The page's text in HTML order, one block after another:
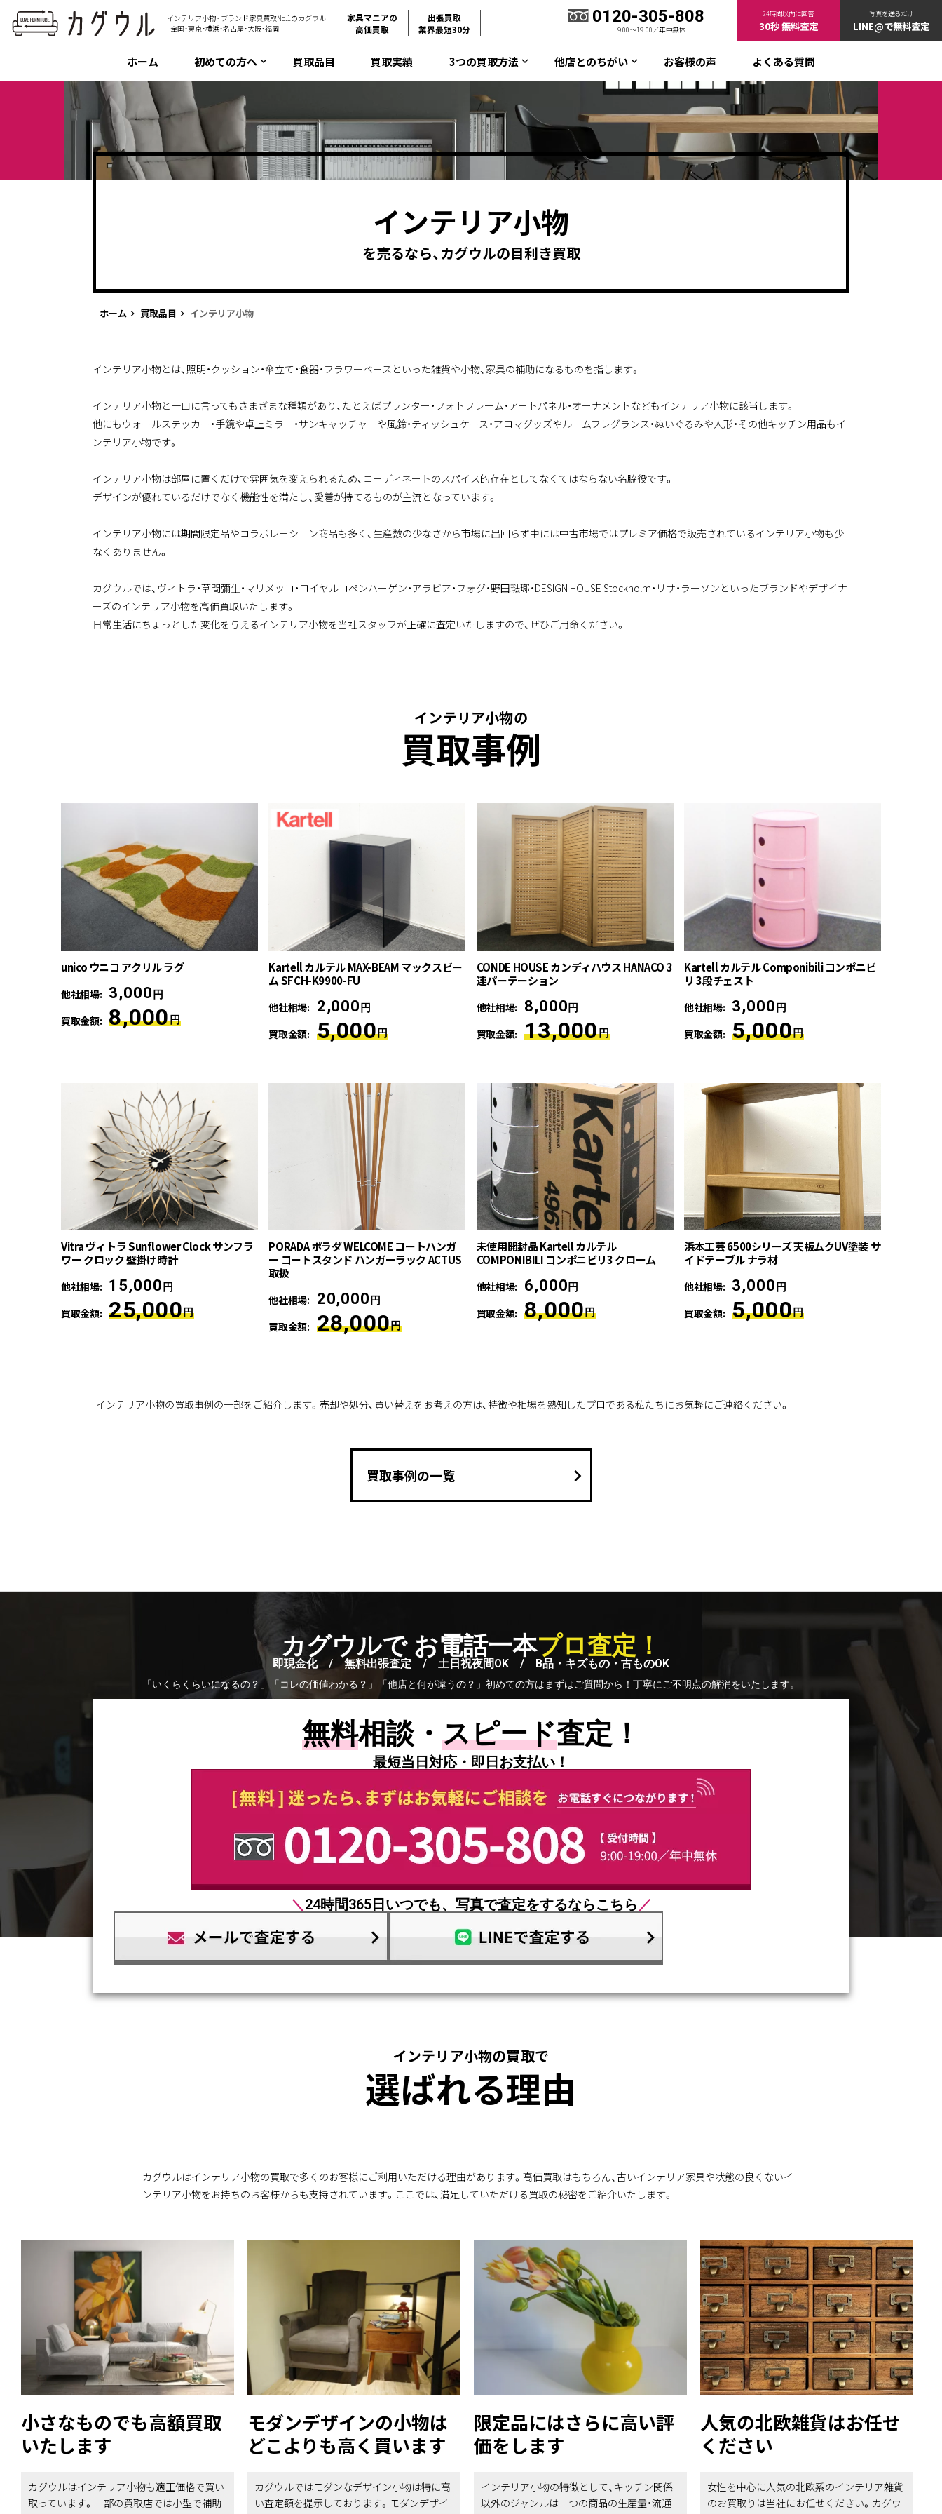
インテリア小物 - ブランド家具買取No.1のカグウル
- 全国・東京・横浜・名古屋・大阪・福岡
家具マニアの
高価買取
出張買取
業界最短30分
0120-305-808
9:00〜19:00／年中無休
24時間以内に回答
30秒 無料査定
写真を送るだけ
LINE@で無料査定
ホーム 初めての方へ keyboard_arrow_down 買取品目 買取実績 3つの買取方法 keyboard_arrow_down 他店とのちがいkeyboard_arrow_down お客様の声 よくある質問
インテリア小物
を売るなら、カグウルの目利き買取
ホーム keyboard_arrow_right 買取品目 keyboard_arrow_right インテリア小物
インテリア小物とは、照明・クッション・傘立て・食器・フラワーベースといった雑貨や小物、家具の補助になるものを指します。
インテリア小物と一口に言ってもさまざまな種類があり、たとえばプランター・フォトフレーム・アートパネル・オーナメントなどもインテリア小物に該当します。
他にもウォールステッカー・手鏡や卓上ミラー・サンキャッチャーや風鈴・ティッシュケース・アロマグッズやルームフレグランス・ぬいぐるみや人形 ・その他キッチン用品もイ
ンテリア小物です。
インテリア小物は部屋に置くだけで雰囲気を変えられるため、コーディネートのスパイス的存在としてなくてはならない名脇役です。
デザインが優れているだけでなく機能性を満たし、愛着が持てるものが主流となっています。
インテリア小物には期間限定品やコラボレーション商品も多く、生産数の少なさから市場に出回らず中には中古市場ではプレミア価格で販売されているインテリア小物も少
なくありません。
カグウルでは、ヴィトラ・草間彌生・マリメッコ・ロイヤルコペンハーゲン・アラビア・フォグ・野田琺瑯・DESIGN HOUSE Stockholm・リサ・ラーソンといったブランドやデザイナ
ーズのインテリア小物を高価買取いたします。
日常生活にちょっとした変化を与えるインテリア小物を当社スタッフが正確に査定いたしますので、ぜひご用命ください。
インテリア小物の
買取事例
unico ウニコ アクリル ラグ
他社相場: 3,000 円
買取金額: 8,000円
Kartell カルテル MAX-BEAM マックスビー
ム SFCH-K9900-FU
他社相場: 2,000 円
買取金額: 5,000円
CONDE HOUSE カンディハウス HANACO 3
連パーテーション
他社相場: 8,000 円
買取金額: 13,000円
Kartell カルテル Componibili コンポニビ
リ 3段チェスト
他社相場: 3,000 円
買取金額: 5,000円
Vitra ヴィトラ Sunflower Clock サンフラ
ワー クロック 壁掛け時計
他社相場: 15,000 円
買取金額: 25,000円
PORADA ポラダ WELCOME コートハンガ
ー コートスタンド ハンガーラック ACTUS
取扱
他社相場: 20,000 円
買取金額: 28,000円
未使用開封品 Kartell カルテル
COMPONIBILI コンポニビリ3 クローム
他社相場: 6,000 円
買取金額: 8,000円
浜本工芸 6500シリーズ 天板ムクUV塗装 サ
イドテーブル ナラ材
他社相場: 3,000 円
買取金額: 5,000円
インテリア小物の買取事例の一部をご紹介します。売却や処分、買い替えをお考えの方は、特徴や相場を熟知したプロである私たちにお気軽にご連絡ください。
買取事例の一覧 keyboard_arrow_right
カグウルで お電話一本プロ査定！
即現金化 / 無料出張査定 / 土日祝夜間OK / B品・キズもの・古ものOK
「いくらくらいになるの？」「コレの価値わかる？」「他店と何が違うの？」初めての方はまずはご質問から！丁寧にご不明点の解消をいたします。
無料相談・ スピード査定！
最短当日対応・即日お支払い！
＼24時間365日いつでも、写真で査定をするならこちら ／
インテリア小物の買取で
選ばれる理由
カグウルはインテリア小物の買取で多くのお客様にご利用いただける理由があります。高価買取はもちろん、古いインテリア家具や状態の良くないイ
ンテリア小物をお持ちのお客様からも支持されています。ここでは、満足していただける買取の秘密をご紹介いたします。
小さなものでも高額買取
いたします
カグウルはインテリア小物も適正価格で買い
取っています。一部の買取店では小型で補助
モダンデザインの小物は
どこよりも高く買います
カグウルではモダンなデザイン小物は特に高
い査定額を提示しております。モダンデザイ
限定品にはさらに高い評
価をします
インテリア小物の特徴として、キッチン関係
以外のジャンルは一つの商品の生産量・流通
人気の北欧雑貨はお任せ
ください
女性を中心に人気の北欧系のインテリア雑貨
のお買取りは当社にお任せください。カグウ